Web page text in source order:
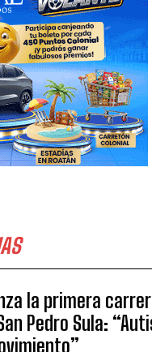
la primera
Pedro Sula: